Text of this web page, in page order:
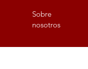
Sobre
nosotros